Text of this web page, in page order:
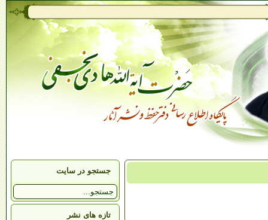
جستجو در سایت
تازه های نشر